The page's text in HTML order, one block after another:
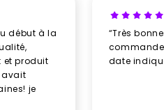
début à la
et produit
avait
je
“Très
date